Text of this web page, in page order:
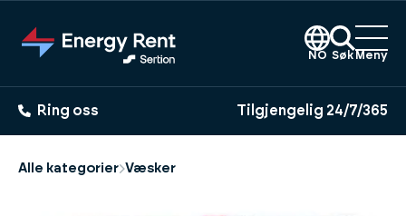
hovedinnhold
NO Søk Meny
Ring oss Tilgjengelig 24/7/365
Alle kategorier Væsker